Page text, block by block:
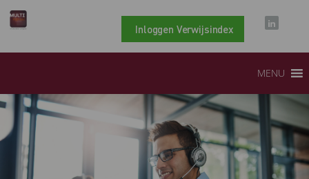
Inloggen Verwijsindex
MENU